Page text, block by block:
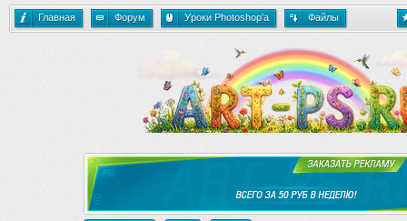
Главная Форум Уроки Photoshop'a Файлы